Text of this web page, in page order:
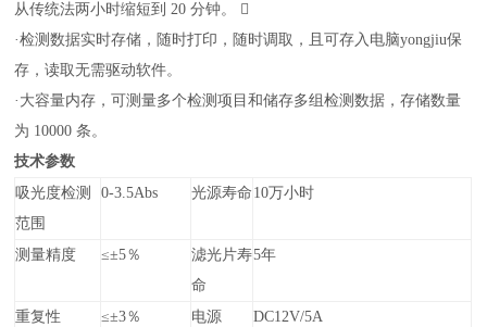
从传统法两小时缩短到 20 分钟。 
·检测数据实时存储，随时打印，随时调取，且可存入电脑yongjiu保
存，读取无需驱动软件。
·大容量内存，可测量多个检测项目和储存多组检测数据，存储数量
为 10000 条。
技术参数
吸光度检测
范围
0-3.5Abs 光源寿命 10万小时
测量精度 ≤±5％
滤光片寿
命
5年
重复性 ≤±3％ 电源
DC12V/5A